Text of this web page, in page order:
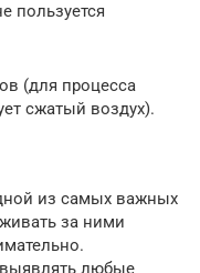
пользуется
(для процесса
сжатый воздух).
из самых важных
за ними
любые